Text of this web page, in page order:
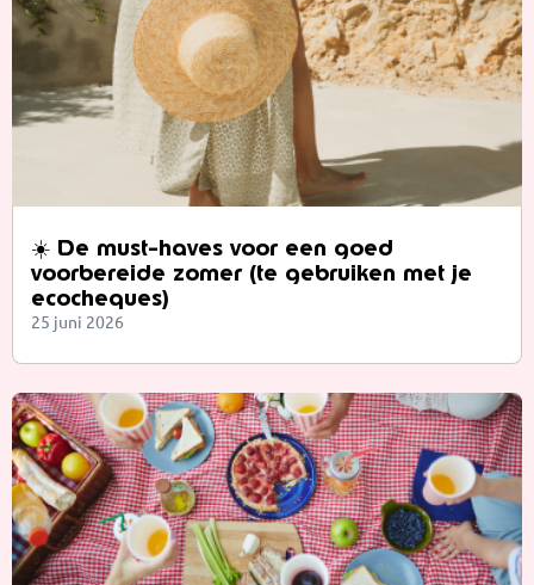
☀️ De must-haves voor een goed
voorbereide zomer (te gebruiken met je
ecocheques)
25 juni 2026